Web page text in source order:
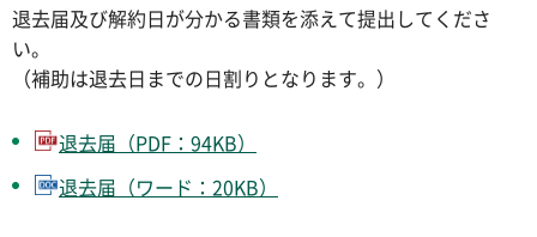
退去届及び解約日が分かる書類を添えて提出してくださ
い。
（補助は退去日までの日割りとなります。）
退去届（PDF：94KB）
退去届（ワード：20KB）